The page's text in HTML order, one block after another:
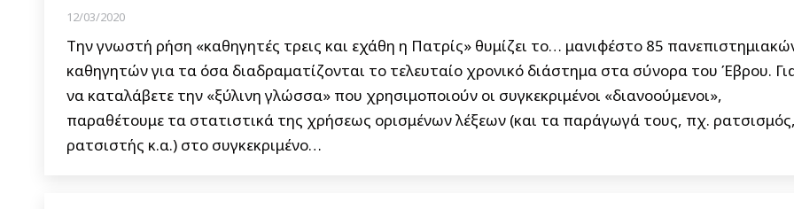
12/03/2020
Την γνωστή ρήση «καθηγητές τρεις και εχάθη η Πατρίς» θυμίζει το… μανιφέστο 85
καθηγητών για τα όσα διαδραματίζονται το τελευταίο χρονικό διάστημα στα σύνορα του Έβρου.
να καταλάβετε την «ξύλινη γλώσσα» που χρησιμοποιούν οι συγκεκριμένοι «διανοούμενοι»,
παραθέτουμε τα στατιστικά της χρήσεως ορισμένων λέξεων (και τα παράγωγά τους, πχ.
ρατσιστής κ.α.) στο συγκεκριμένο…